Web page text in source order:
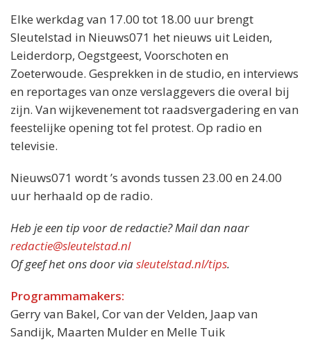
Elke werkdag van 17.00 tot 18.00 uur brengt
Sleutelstad in Nieuws071 het nieuws uit Leiden,
Leiderdorp, Oegstgeest, Voorschoten en
Zoeterwoude. Gesprekken in de studio, en interviews
en reportages van onze verslaggevers die overal bij
zijn. Van wijkevenement tot raadsvergadering en van
feestelijke opening tot fel protest. Op radio en
televisie.
Nieuws071 wordt ’s avonds tussen 23.00 en 24.00
uur herhaald op de radio.
Heb je een tip voor de redactie? Mail dan naar
redactie@sleutelstad.nl
Of geef het ons door viasleutelstad.nl/tips.
Programmamakers:
Gerry van Bakel, Cor van der Velden, Jaap van
Sandijk, Maarten Mulder en Melle Tuik